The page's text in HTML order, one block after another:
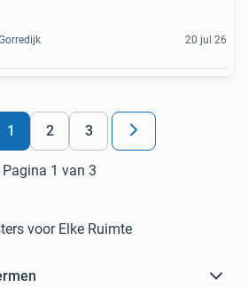
20 jul 26
1 2 3
Pagina 1 van 3
voor Elke Ruimte